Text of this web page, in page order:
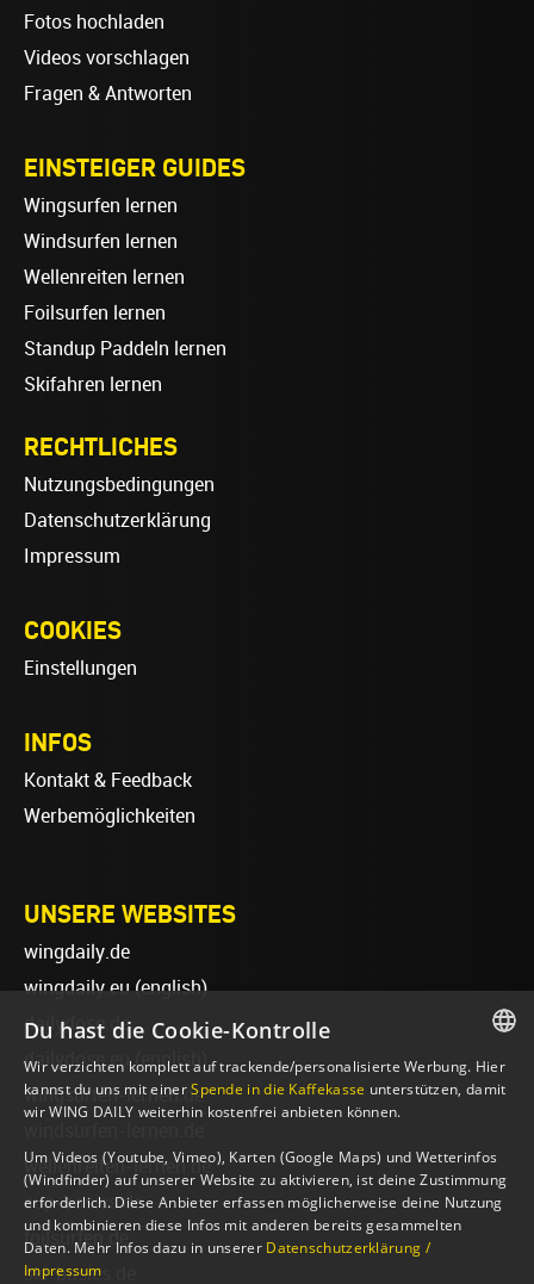
Fotos hochladen
Videos vorschlagen
Fragen & Antworten
EINSTEIGER GUIDES
Wingsurfen lernen
Windsurfen lernen
Wellenreiten lernen
Foilsurfen lernen
Standup Paddeln lernen
Skifahren lernen
RECHTLICHES
Nutzungsbedingungen
Datenschutzerklärung
Impressum
COOKIES
Einstellungen
INFOS
Kontakt & Feedback
Werbemöglichkeiten
UNSERE WEBSITES
wingdaily.de
wingdaily.eu(english)
dailydose.de
dailydose.eu (english)
wingsurfen-lernen.de
wellenreiten-lernen.de
sup-basics.de
foilsurfen.de
ski-basics.de
GERMAN
Du hast die Cookie-Kontrolle
Wir verzichten komplett auf trackende/personalisierte Werbung. Hier
kannst du uns mit einerSpende in die Kaffekasse unterstützen, damit
wir WING DAILY weiterhin kostenfrei anbieten können.
Um Videos (Youtube, Vimeo), Karten (Google Maps) und Wetterinfos
(Windfinder) auf unserer Website zu aktivieren, ist deine Zustimmung
erforderlich. Diese Anbieter erfassen möglicherweise deine Nutzung
und kombinieren diese Infos mit anderen bereits gesammelten
Daten. Mehr Infos dazu in unserer Datenschutzerklärung /
Impressum